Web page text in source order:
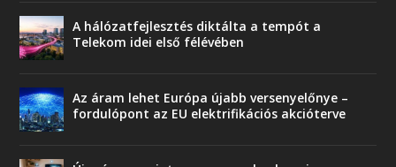
A hálózatfejlesztés diktálta a tempót a
Telekom idei első félévében
Az áram lehet Európa újabb versenyelőnye –
fordulópont az EU elektrifikációs akcióterve